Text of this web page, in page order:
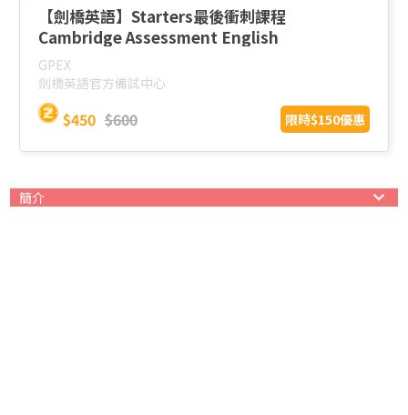
【劍橋英語】Starters最後衝刺課程
Cambridge Assessment English
GPEX
劍橋英語官方備試中心
$450 $600 限時$150優惠
簡介